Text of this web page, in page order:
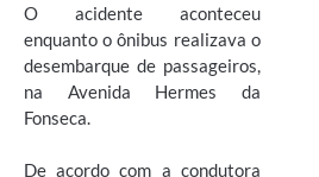
O acidente aconteceu
enquanto o ônibus realizava o
desembarque de passageiros,
na Avenida Hermes da
Fonseca.
De acordo com a condutora